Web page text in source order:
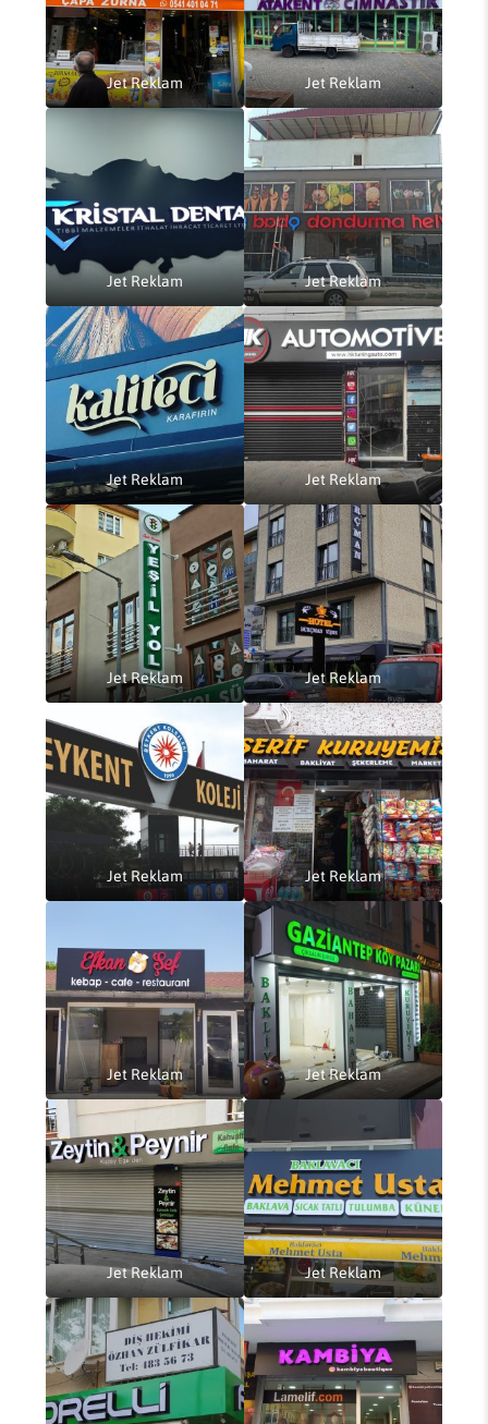
Jet Reklam Jet Reklam
Jet Reklam Jet Reklam
Jet Reklam Jet Reklam
Jet Reklam Jet Reklam
Jet Reklam Jet Reklam
Jet Reklam Jet Reklam
Jet Reklam Jet Reklam